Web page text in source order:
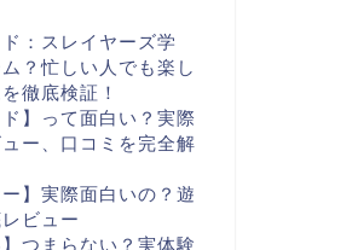
：スレイヤーズ学
？忙しい人でも楽し
徹底検証！
ド】って面白い？実際
ー、口コミを完全解
ー】実際面白いの？遊
ビュー
】つまらない？実体験